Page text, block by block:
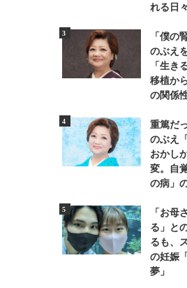
れる日々
「僕の
のぶえ
「生き
移植か
の関係
重篤だ
のぶえ
おかし
変。自
の病」
「お母
る」と
るも、
の妊娠
夢」